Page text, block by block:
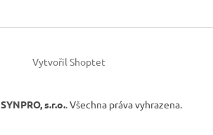
Vytvořil Shoptet
SYNPRO, s.r.o.. Všechna práva vyhrazena.